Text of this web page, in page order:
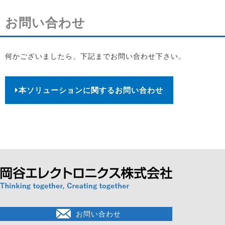
お問い合わせ
何かございましたら、下記までお問い合わせ下さい。
本ソリューションに関するお問い合わせ
お問い合わせ